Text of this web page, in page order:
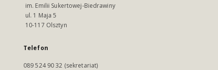
im. Emilii Sukertowej-Biedrawiny
ul. 1 Maja 5
10-117 Olsztyn
Telefon
089 524 90 32 (sekretariat)